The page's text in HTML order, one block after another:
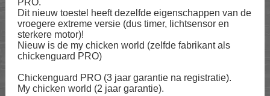
PRO.
Dit nieuw toestel heeft dezelfde eigenschappen van de
vroegere extreme versie (dus timer, lichtsensor en
sterkere motor)!
Nieuw is de my chicken world (zelfde fabrikant als
chickenguard PRO)
Chickenguard PRO (3 jaar garantie na registratie).
My chicken world (2 jaar garantie).